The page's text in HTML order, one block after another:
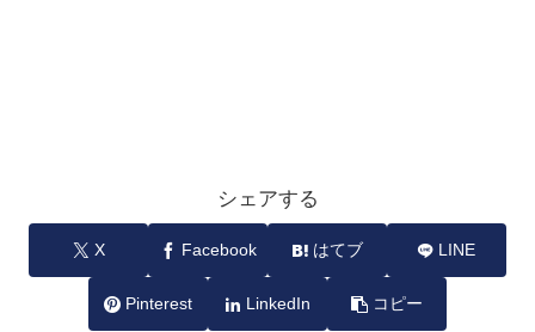
シェアする
X Facebook はてブ LINE
Pinterest LinkedIn コピー